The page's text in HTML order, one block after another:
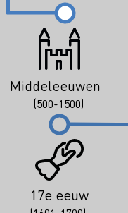
Middeleeuwen
(500-1500)
17e eeuw